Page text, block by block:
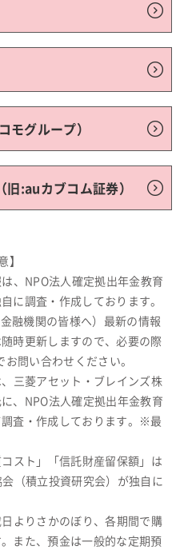
モグループ）
:auカブコム証券）
】
、NPO法人確定拠出年金教育
に調査・作成しております。
融機関の皆様へ）最新の情報
時更新しますので、必要の際
お問い合わせください。
三菱アセット・ブレインズ株
、NPO法人確定拠出年金教育
査・作成しております。※最
スト」「信託財産留保額」は
（積立投資研究会）が独自に
よりさかのぼり、各期間で購
また、預金は一般的な定期預